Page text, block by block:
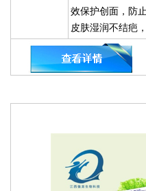
效保护创面，防
皮肤湿润不结疤